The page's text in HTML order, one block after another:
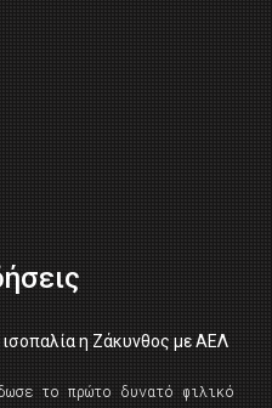
η Ζάκυνθος με ΑΕΛ
το πρώτο δυνατό φιλικό